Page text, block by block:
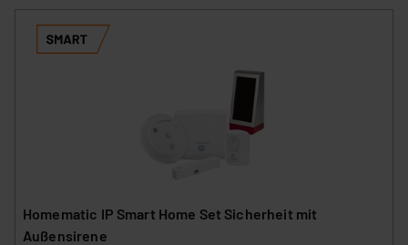
Homematic IP Smart Home Set Sicherheit mit
Außensirene